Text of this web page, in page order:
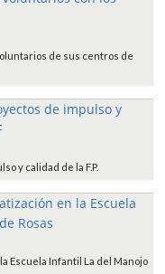
de sus centros de
y calidad de la F.P.
Escuela Infantil La del Manojo